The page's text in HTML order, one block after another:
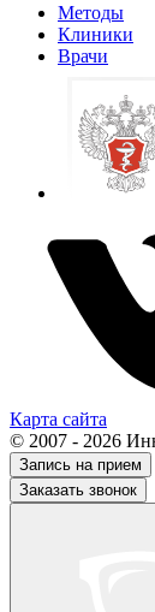
Методы
Клиники
Врачи
Карта сайта
© 2007 - 2026
Запись на прием
Заказать звонок